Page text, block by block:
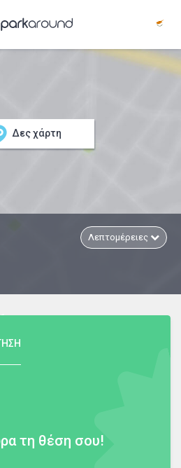
Δες χάρτη
Λεπτομέρειες
τη θέση σου!